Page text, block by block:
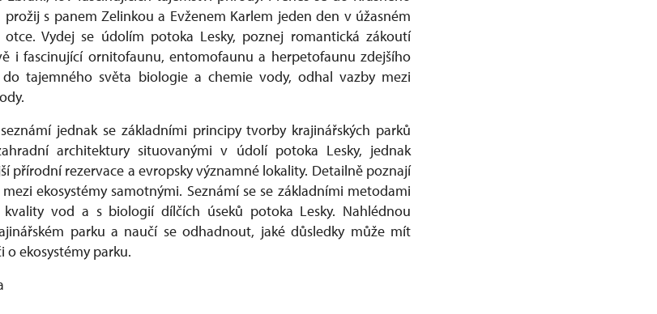
s panem Zelinkou a Evženem Karlem jeden den v úžasném
otce. Vydej se údolím potoka Lesky, poznej romantická zákoutí
i fascinující ornitofaunu, entomofaunu a herpetofaunu zdejšího
do tajemného světa biologie a chemie vody, odhal vazby mezi
jednak se základními principy tvorby krajinářských parků
architektury situovanými v údolí potoka Lesky, jednak
přírodní rezervace a evropsky významné lokality. Detailně poznají
ekosystémy samotnými. Seznámí se se základními metodami
kvality vod a s biologií dílčích úseků potoka Lesky. Nahlédnou
parku a naučí se odhadnout, jaké důsledky může mít
ekosystémy parku.